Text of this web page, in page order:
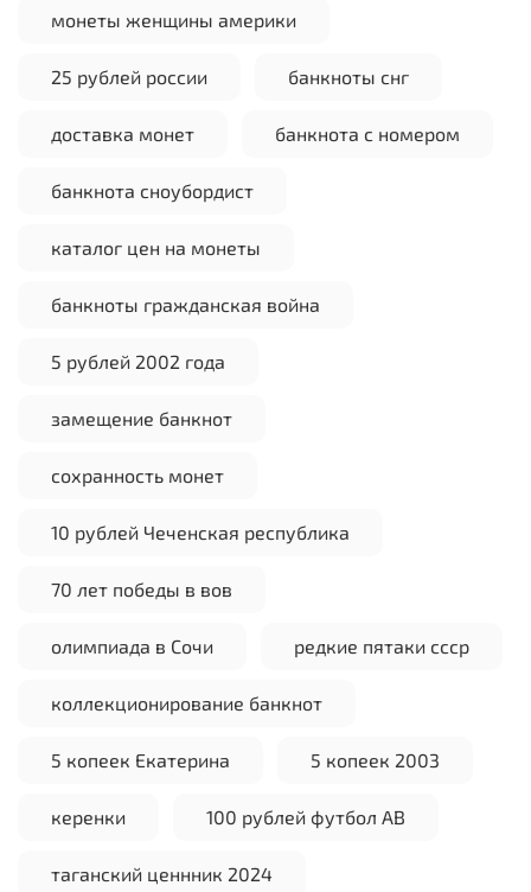
монеты женщины америки
25 рублей россии банкноты снг
доставка монет банкнота с номером
банкнота сноубордист
каталог цен на монеты
банкноты гражданская война
5 рублей 2002 года
замещение банкнот
сохранность монет
10 рублей Чеченская республика
70 лет победы в вов
олимпиада в Сочи редкие пятаки ссср
коллекционирование банкнот
5 копеек Екатерина 5 копеек 2003
керенки 100 рублей футбол АВ
таганский ценнник 2024